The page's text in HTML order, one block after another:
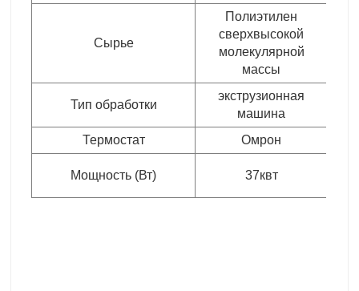
Сырье
Полиэтилен
сверхвысокой
молекулярной
массы
Тип обработки
экструзионная
машина
Термостат
Омрон
Мощность (Вт) 37квт